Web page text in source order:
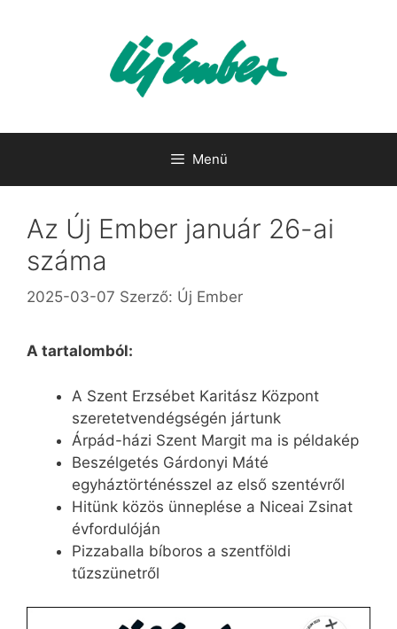
Menü
Az Új Ember január 26-ai
száma
2025-03-07 Szerző: Új Ember
A tartalomból:
A Szent Erzsébet Karitász Központ
szeretetvendégségén jártunk
Árpád-házi Szent Margit ma is példakép
Beszélgetés Gárdonyi Máté
egyháztörténésszel az első szentévről
Hitünk közös ünneplése a Niceai Zsinat
évfordulóján
Pizzaballa bíboros a szentföldi
tűzszünetről